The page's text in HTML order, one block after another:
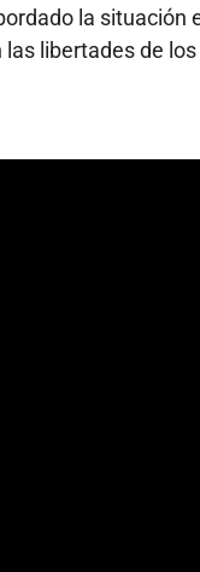
la
libertades de